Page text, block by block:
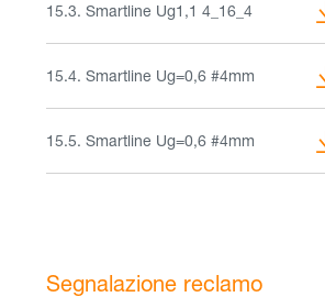
15.3. Smartline Ug1,1 4_16_4
15.4. Smartline Ug=0,6 #4mm
15.5. Smartline Ug=0,6 #4mm
Segnalazione reclamo